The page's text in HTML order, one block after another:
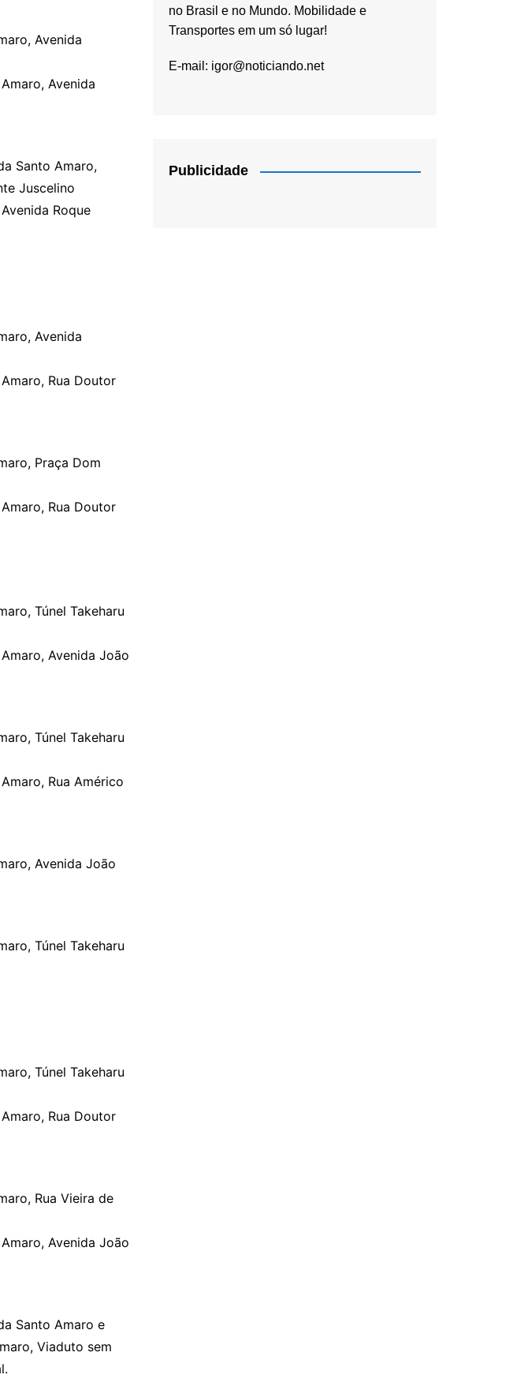
Avenida
Avenida
Santo Amaro,
Juscelino
Roque
Avenida
Rua Doutor
Praça Dom
Rua Doutor
Túnel Takeharu
Avenida João
Túnel Takeharu
Rua Américo
Avenida João
Túnel Takeharu
Túnel Takeharu
Rua Doutor
Rua Vieira de
Avenida João
Santo Amaro e
Viaduto sem
no Brasil e no Mundo. Mobilidade e
Transportes em um só lugar!
E-mail: igor@noticiando.net
Publicidade